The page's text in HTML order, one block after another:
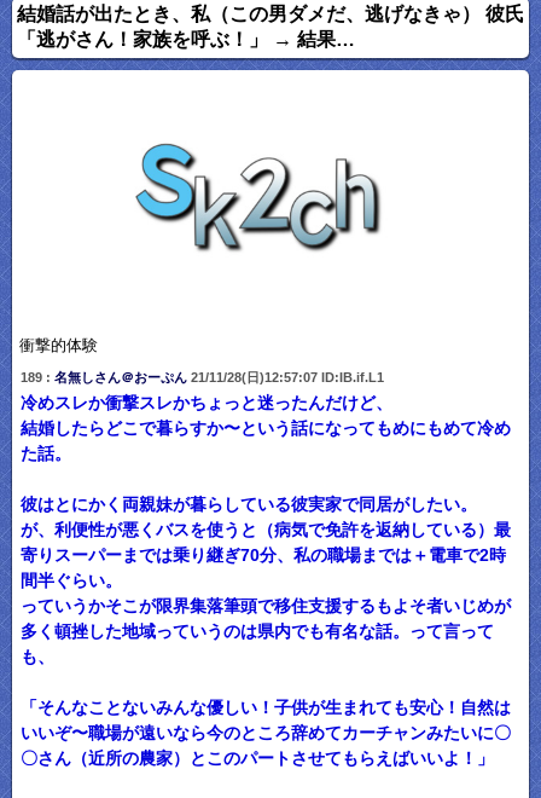
結婚話が出たとき、私（この男ダメだ、逃げなきゃ） 彼氏
「逃がさん！家族を呼ぶ！」 → 結果…
衝撃的体験
189 : 名無しさん＠おーぷん21/11/28(日)12:57:07 ID:IB.if.L1
冷めスレか衝撃スレかちょっと迷ったんだけど、
結婚したらどこで暮らすか〜という話になってもめにもめて冷め
た話。
彼はとにかく両親妹が暮らしている彼実家で同居がしたい。
が、利便性が悪くバスを使うと（病気で免許を返納している）最
寄りスーパーまでは乗り継ぎ70分、私の職場までは＋電車で2時
間半ぐらい。
っていうかそこが限界集落筆頭で移住支援するもよそ者いじめが
多く頓挫した地域っていうのは県内でも有名な話。って言って
も、
「そんなことないみんな優しい！子供が生まれても安心！自然は
いいぞ〜職場が遠いなら今のところ辞めてカーチャンみたいに〇
〇さん（近所の農家）とこのパートさせてもらえばいいよ！」